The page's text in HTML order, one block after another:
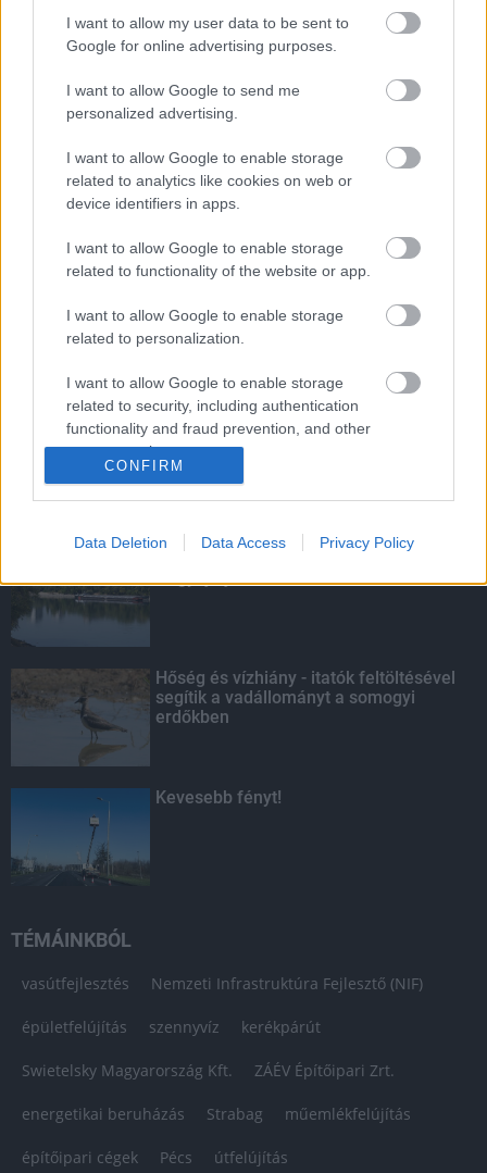
I want to allow my user data to be sent to
Google for online advertising purposes.
I want to allow Google to send me
personalized advertising.
I want to allow Google to enable storage
related to analytics like cookies on web or
device identifiers in apps.
I want to allow Google to enable storage
related to functionality of the website or app.
I want to allow Google to enable storage
related to personalization.
I want to allow Google to enable storage
related to security, including authentication
functionality and fraud prevention, and other
user protection.
CONFIRM
Data Deletion Data Access Privacy Policy
LEGOLVASOTTABB
barangolhatja be a Balatont
MotoGP - Ismét hazánk látja vendégül a
világbajnoki mezőnyt
Továbbra is töretlen népszerűségnek
örvend a Senior Program
Megérkezett az eső a Duna
vízgyűjtőjére
Hőség és vízhiány - itatók feltöltésével
segítik a vadállományt a somogyi
erdőkben
Kevesebb fényt!
TÉMÁINKBÓL
vasútfejlesztés Nemzeti Infrastruktúra Fejlesztő (NIF)
épületfelújítás szennyvíz kerékpárút
Swietelsky Magyarország Kft. ZÁÉV Építőipari Zrt.
energetikai beruházás Strabag műemlékfelújítás
építőipari cégek Pécs útfelújítás